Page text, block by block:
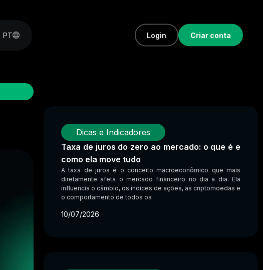
PT Login Criar conta
Dicas e Indicadores
Taxa de juros do zero ao mercado: o que é e
como ela move tudo
A taxa de juros é o conceito macroeconômico que mais
diretamente afeta o mercado financeiro no dia a dia. Ela
influencia o câmbio, os índices de ações, as criptomoedas e
o comportamento de todos os
10/07/2026